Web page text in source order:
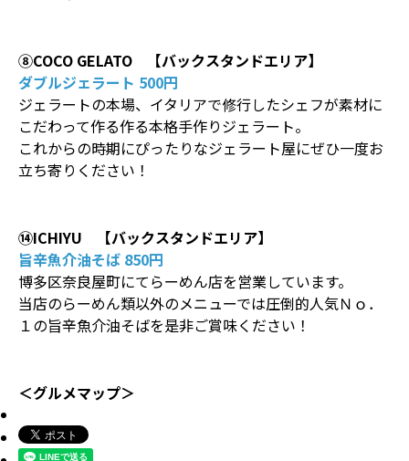
⑧COCO GELATO 【バックスタンドエリア】
ダブルジェラート 500円
ジェラートの本場、イタリアで修行したシェフが素材に
こだわって作る作る本格手作りジェラート。
これからの時期にぴったりなジェラート屋にぜひ一度お
立ち寄りください！
⑭ICHIYU 【バックスタンドエリア】
旨辛魚介油そば 850円
博多区奈良屋町にてらーめん店を営業しています。
当店のらーめん類以外のメニューでは圧倒的人気Ｎｏ．
１の旨辛魚介油そばを是非ご賞味ください！
＜グルメマップ＞